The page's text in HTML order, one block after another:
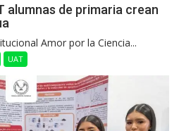
alumnas de primaria crean
Amor por la Ciencia...
UAT